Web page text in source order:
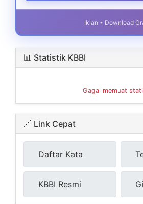
Iklan • Download
📊 Statistik KBBI
Gagal memuat
🔗 Link Cepat
Daftar Kata
KBBI Resmi